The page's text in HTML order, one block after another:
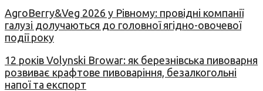
AgroBerry&Veg 2026 у Рівному: провідні компанії
галузі долучаються до головної ягідно-овочевої
події року
12 років Volynski Browar: як березнівська пивоварня
розвиває крафтове пивоваріння, безалкогольні
напої та експорт